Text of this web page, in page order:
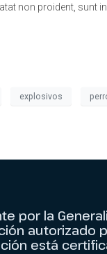
non proident, sunt
explosivos
por la
autorizado
está